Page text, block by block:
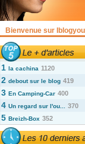
Bienvenue sur
1 la cachina 1120
2 debout sur le blog 419
3 En Camping-Car 400
4 Un regard sur l'ou... 370
5 Breizh-Box 352